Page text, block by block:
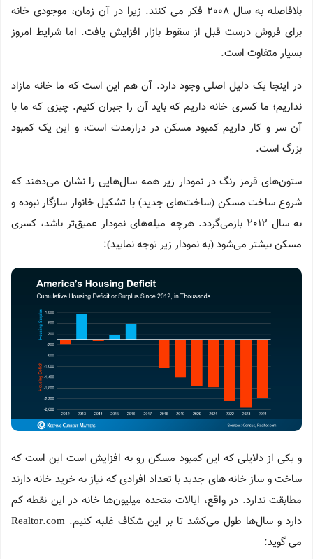
بلافاصله به سال 2008 فکر می کنند. زیرا در آن زمان، موجودی خانه
برای فروش درست قبل از سقوط بازار افزایش یافت. اما شرایط امروز
بسیار متفاوت است.
در اینجا یک دلیل اصلی وجود دارد. آن هم این است که ما خانه مازاد
نداریم؛ ما کسری خانه داریم که باید آن را جبران کنیم. چیزی که ما با
آن سر و کار داریم کمبود مسکن در درازمدت است، و این یک کمبود
بزرگ است.
ستون‌های قرمز رنگ در نمودار زیر همه سال‌هایی را نشان می‌دهند که
شروع ساخت مسکن (ساخت‌های جدید) با تشکیل خانوار سازگار نبوده و
به سال 2012 بازمی‌گردد. هرچه میله‌های نمودار عمیق‌تر باشد، کسری
مسکن بیشتر می‌شود (به نمودار زیر توجه نمایید):
و یکی از دلایلی که این کمبود مسکن رو به افزایش است این است که
ساخت و ساز خانه های جدید با تعداد افرادی که نیاز به خرید خانه دارند
مطابقت ندارد. در واقع، ایالات متحده میلیون‌ها خانه در این نقطه کم
دارد و سال‌ها طول می‌کشد تا بر این شکاف غلبه کنیم. Realtor.com
می گوید: